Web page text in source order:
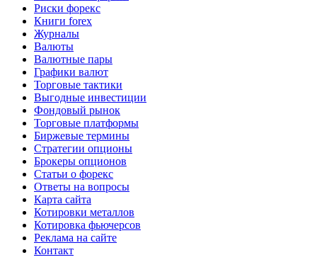
Риски форекс
Книги forex
Журналы
Валюты
Валютные пары
Графики валют
Торговые тактики
Выгодные инвестиции
Фондовый рынок
Торговые платформы
Биржевые термины
Стратегии опционы
Брокеры опционов
Статьи о форекс
Ответы на вопросы
Карта сайта
Котировки металлов
Котировка фьючерсов
Реклама на сайте
Контакт